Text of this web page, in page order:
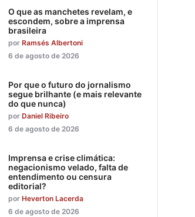
O que as manchetes revelam, e
escondem, sobre a imprensa
brasileira
por Ramsés Albertoni
6 de agosto de 2026
Por que o futuro do jornalismo
segue brilhante (e mais relevante
do que nunca)
por Daniel Ribeiro
6 de agosto de 2026
Imprensa e crise climática:
negacionismo velado, falta de
entendimento ou censura
editorial?
por Heverton Lacerda
6 de agosto de 2026